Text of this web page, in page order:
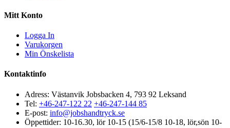
Mitt Konto
Logga In
Varukorgen
Min Önskelista
Kontaktinfo
Adress: Västanvik Jobsbacken 4, 793 92 Leksand
Tel: +46-247-122 22 +46-247-144 85
E-post: info@jobshandtryck.se
Öppettider: 10-16.30, lör 10-15 (15/6-15/8 10-18, lör,sön 10-